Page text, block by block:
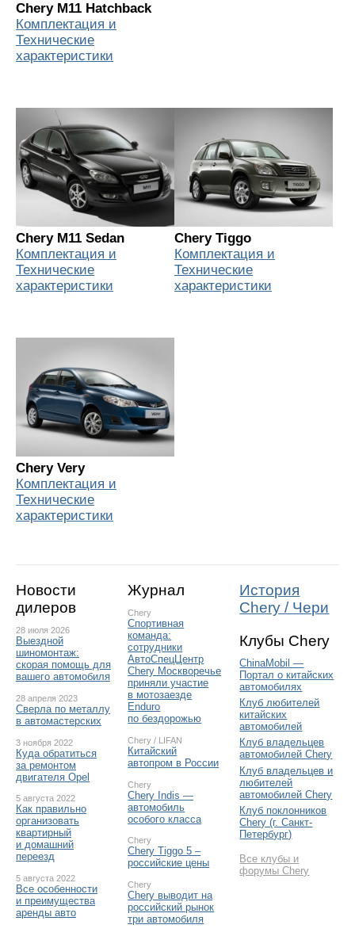
Chery M11 Hatchback
Комплектация и
Технические
характеристики
Chery M11 Sedan
Комплектация и
Технические
характеристики
Chery Tiggo
Комплектация и
Технические
характеристики
Chery Very
Комплектация и
Технические
характеристики
Новости
дилеров
28 июля 2026
Выездной
шиномонтаж:
скорая помощь для
вашего автомобиля
28 апреля 2023
Сверла по металлу
в автомастерских
3 ноября 2022
Куда обратиться
за ремонтом
двигателя Opel
5 августа 2022
Как правильно
организовать
квартирный
и домашний
переезд
5 августа 2022
Все особенности
и преимущества
аренды авто
Журнал
Chery
Спортивная
команда:
сотрудники
АвтоСпецЦентр
Chery Москворечье
приняли участие
в мотозаезде
Enduro
по бездорожью
Chery / LIFAN
Китайский
автопром в России
Chery
Chery Indis —
автомобиль
особого класса
Chery
Chery Tiggo 5 –
российские цены
Chery
Chery выводит на
российский рынок
три автомобиля
История
Chery / Чери
Клубы Chery
ChinaMobil —
Портал о китайских
автомобилях
Клуб любителей
китайских
автомобилей
Клуб владельцев
автомобилей Chery
Клуб владельцев и
любителей
автомобилей Chery
Клуб поклонников
Chery (г. Санкт-
Петербург)
Все клубы и
форумы Chery